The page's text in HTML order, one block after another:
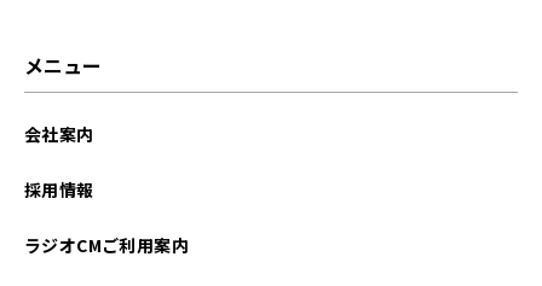
メニュー
会社案内
採用情報
ラジオCMご利用案内